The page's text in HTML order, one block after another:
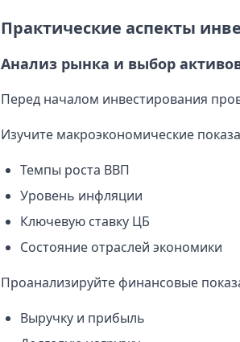
Практические аспекты
Анализ рынка и выбор
Перед началом инвестирования
Изучите макроэкономические
Темпы роста ВВП
Уровень инфляции
Ключевую ставку ЦБ
Состояние отраслей экономики
Проанализируйте финансовые
Выручку и прибыль